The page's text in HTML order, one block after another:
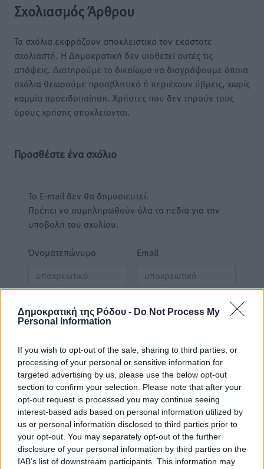
Δημοκρατική της Ρόδου - Do Not Process My
Personal Information
If you wish to opt-out of the sale, sharing to third parties, or
processing of your personal or sensitive information for
targeted advertising by us, please use the below opt-out
section to confirm your selection. Please note that after your
opt-out request is processed you may continue seeing
interest-based ads based on personal information utilized by
us or personal information disclosed to third parties prior to
your opt-out. You may separately opt-out of the further
disclosure of your personal information by third parties on the
IAB’s list of downstream participants. This information may
Σχολιασμός Άρθρου
Τα σχόλια εκφράζουν αποκλειστικά τον εκάστοτε
σχολιαστή. Η Δημοκρατική δεν υιοθετεί αυτές τις
απόψεις. Διατηρούμε το δικαίωμα να διαγράψουμε όποια
σχόλια θεωρούμε προσβλητικά ή περιέχουν ύβρεις, χωρίς
καμμία προειδοποίηση. Χρήστες που δεν τηρούν τους
όρους χρήσης αποκλείονται.
Προσθέστε ένα σχόλιο
Το E-mail δεν θα δημοσιευτεί.
Πρέπει να συμπληρωθούν όλα τα πεδία για την
υποβολή του σχολίου.
Όνοματεπώνυμο Email
Φύλαξε τα στοιχεία μου για την επόμενη φορά.